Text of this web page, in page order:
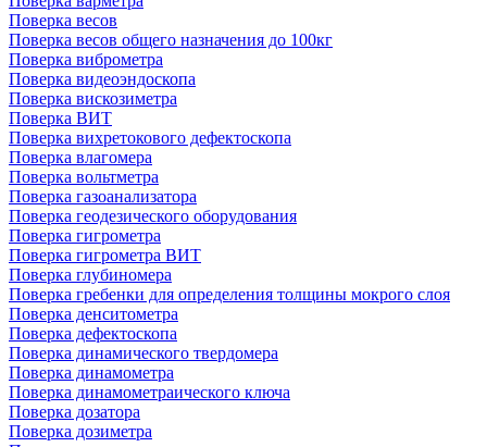
Поверка весов
Поверка весов общего назначения до 100кг
Поверка виброметра
Поверка видеоэндоскопа
Поверка вискозиметра
Поверка ВИТ
Поверка вихретокового дефектоскопа
Поверка влагомера
Поверка вольтметра
Поверка газоанализатора
Поверка геодезического оборудования
Поверка гигрометра
Поверка гигрометра ВИТ
Поверка глубиномера
Поверка гребенки для определения толщины мокрого слоя
Поверка денситометра
Поверка дефектоскопа
Поверка динамического твердомера
Поверка динамометра
Поверка динамометраического ключа
Поверка дозатора
Поверка дозиметра